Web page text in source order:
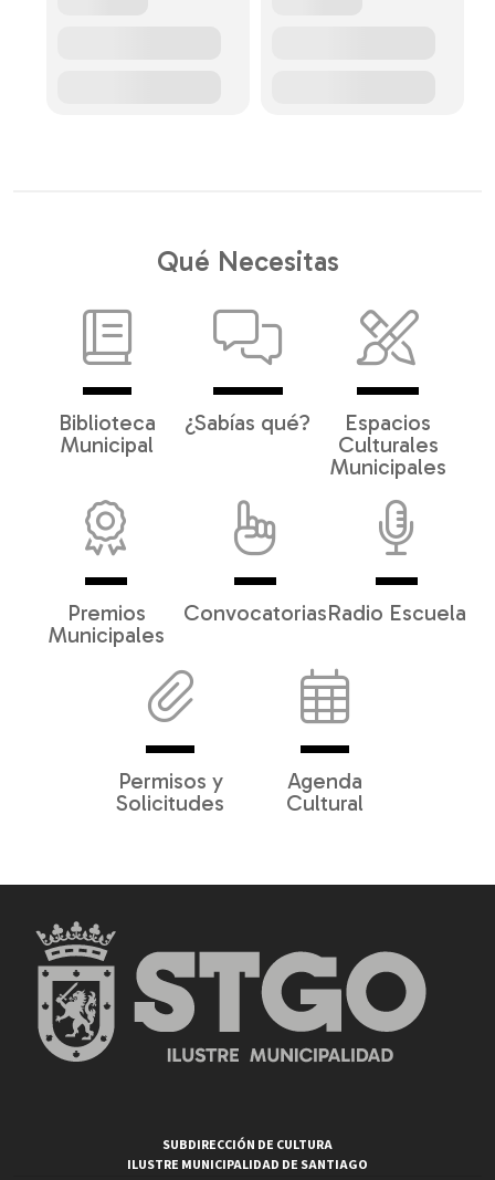
Qué Necesitas
Biblioteca
Municipal
¿Sabías qué?
Espacios
Culturales
Municipales
Premios
Municipales
ConvocatoriasRadio Escuela
Permisos y
Solicitudes
Agenda
Cultural
SUBDIRECCIÓN DE CULTURA
ILUSTRE MUNICIPALIDAD DE SANTIAGO